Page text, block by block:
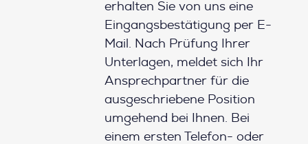
erhalten Sie von uns eine
Eingangsbestätigung per E-
Mail. Nach Prüfung Ihrer
Unterlagen, meldet sich Ihr
Ansprechpartner für die
ausgeschriebene Position
umgehend bei Ihnen. Bei
einem ersten Telefon- oder